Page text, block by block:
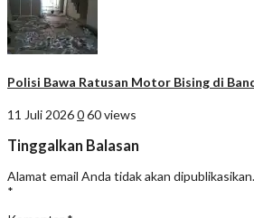
Polisi Bawa Ratusan Motor Bising di
11 Juli 2026060 views
Tinggalkan Balasan
Alamat email Anda tidak akan dipublikasikan.
*